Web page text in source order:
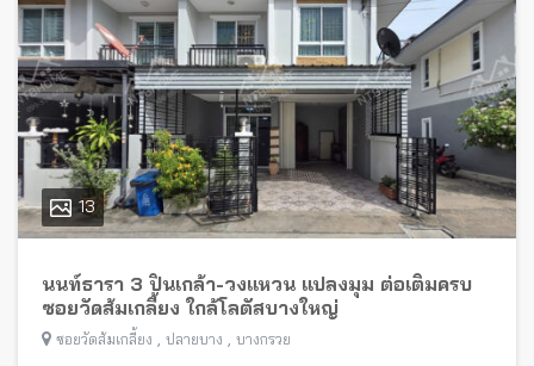
13
นนท์ธารา 3 ปิ่นเกล้า-วงแหวน แปลงมุม ต่อเติมครบ
ซอยวัดส้มเกลี้ยง ใกล้โลตัสบางใหญ่
ซอยวัดส้มเกลี้ยง , ปลายบาง , บางกรวย